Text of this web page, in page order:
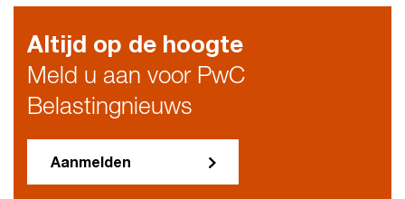
Altijd op de hoogte
Meld u aan voor PwC
Belastingnieuws
Aanmelden